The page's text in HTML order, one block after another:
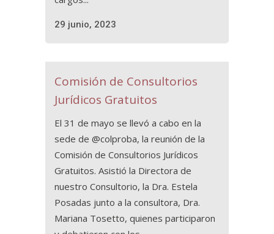
29 junio, 2023
Comisión de Consultorios
Jurídicos Gratuitos
El 31 de mayo se llevó a cabo en la
sede de @colproba, la reunión de la
Comisión de Consultorios Jurídicos
Gratuitos. Asistió la Directora de
nuestro Consultorio, la Dra. Estela
Posadas junto a la consultora, Dra.
Mariana Tosetto, quienes participaron